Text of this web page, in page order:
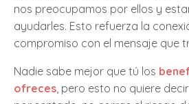
nos preocupamos por ellos y
ayudarles. Esto refuerza la
compromiso con el mensaje que
Nadie sabe mejor que tú los
ofreces, pero esto no quiere